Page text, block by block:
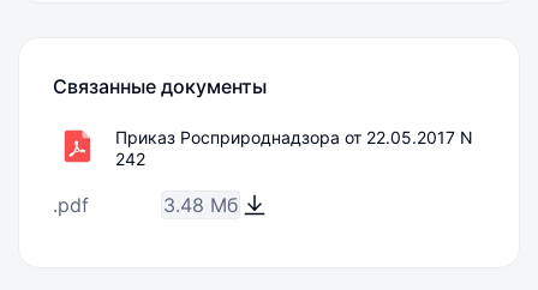
Связанные документы
Приказ Росприроднадзора от 22.05.2017 N
242
.pdf 3.48 Мб